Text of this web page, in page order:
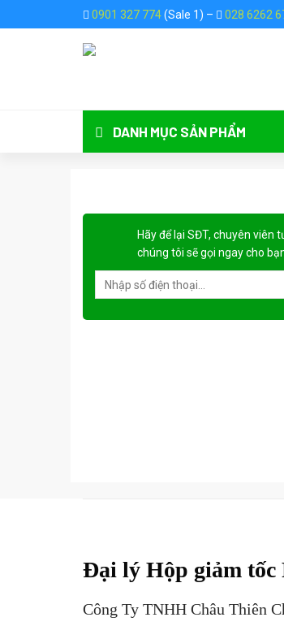
to
0901 327 774(Sale 1) – 028 6262
DANH MỤC SẢN PHẨM
Hãy để lại SĐT, chuyên viên
chúng tôi sẽ gọi ngay cho
Đại lý Hộp giảm tốc
Công Ty TNHH Châu Thiên